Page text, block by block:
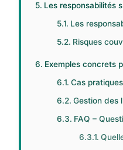
Les responsabilités
Les
Risques
Exemples concrets
Cas
Gestion des
FAQ –